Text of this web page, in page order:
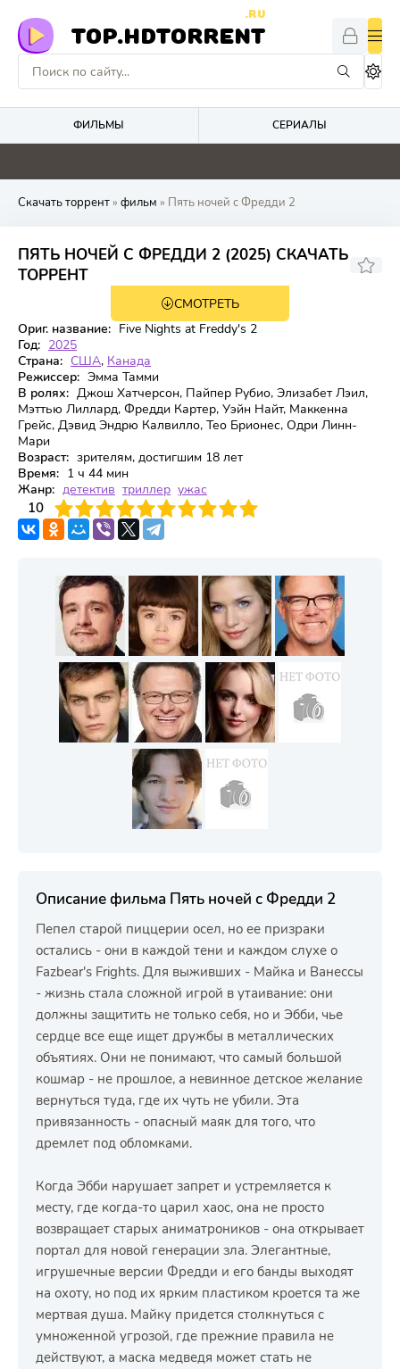
TOP.HDTORRENT
.RU
ФИЛЬМЫ СЕРИАЛЫ
4.1 5.2 4.8 0
Скачать торрент» фильм » Пять ночей с Фредди 2
ПЯТЬ НОЧЕЙ С ФРЕДДИ 2 (2025) СКАЧАТЬ
ТОРРЕНТ
СМОТРЕТЬ
Ориг. название: Five Nights at Freddy's 2
Год: 2025
Страна: США, Канада
Режиссер: Эмма Тамми
В ролях: Джош Хатчерсон, Пайпер Рубио, Элизабет Лэил,
Мэттью Лиллард, Фредди Картер, Уэйн Найт, Маккенна
Грейс, Дэвид Эндрю Калвилло, Тео Брионес, Одри Линн-
Мари
Возраст: зрителям, достигшим 18 лет
Время: 1 ч 44 мин
Жанр: детектив триллер ужас
10
4 6 7 8 9 10
Описание фильма Пять ночей с Фредди 2
Пепел старой пиццерии осел, но ее призраки
остались - они в каждой тени и каждом слухе о
Fazbear's Frights. Для выживших - Майка и Ванессы
- жизнь стала сложной игрой в утаивание: они
должны защитить не только себя, но и Эбби, чье
сердце все еще ищет дружбы в металлических
объятиях. Они не понимают, что самый большой
кошмар - не прошлое, а невинное детское желание
вернуться туда, где их чуть не убили. Эта
привязанность - опасный маяк для того, что
дремлет под обломками.
Когда Эбби нарушает запрет и устремляется к
месту, где когда-то царил хаос, она не просто
возвращает старых аниматроников - она открывает
портал для новой генерации зла. Элегантные,
игрушечные версии Фредди и его банды выходят
на охоту, но под их ярким пластиком кроется та же
мертвая душа. Майку придется столкнуться с
умноженной угрозой, где прежние правила не
действуют, а маска медведя может стать не